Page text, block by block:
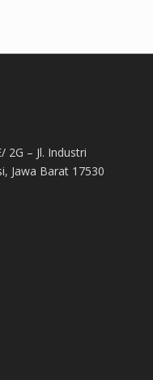
2G – Jl. Industri
Jawa Barat 17530